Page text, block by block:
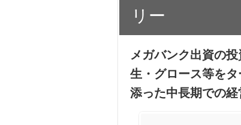
リー
メガバンク出資の
生・グロース等を
添った中長期での経